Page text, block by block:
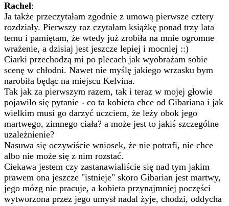
Rachel:
Ja także przeczytałam zgodnie z umową pierwsze cztery
rozdziały. Pierwszy raz czytałam książkę ponad trzy lata
temu i pamiętam, że wtedy już zrobiła na mnie ogromne
wrażenie, a dzisiaj jest jeszcze lepiej i mocniej ::)
Ciarki przechodzą mi po plecach jak wyobrażam sobie
scenę w chłodni. Nawet nie myślę jakiego wrzasku bym
narobiła będąc na miejscu Kelvina.
Tak jak za pierwszym razem, tak i teraz w mojej głowie
pojawiło się pytanie - co ta kobieta chce od Gibariana i jak
wielkim musi go darzyć uczciem, że leży obok jego
martwego, zimnego ciała? a może jest to jakiś szczególne
uzależnienie?
Nasuwa się oczywiście wniosek, że nie potrafi, nie chce
albo nie może się z nim rozstać.
Ciekawa jestem czy zastanawialiście się nad tym jakim
prawem ona jeszcze "istnieje" skoro Gibarian jest martwy,
jego mózg nie pracuje, a kobieta przynajmniej poczęści
wytworzona przez jego umysł nadal żyje, chodzi, oddycha